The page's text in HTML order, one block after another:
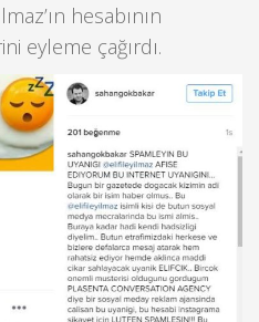
hesabının
eyleme çağırdı.